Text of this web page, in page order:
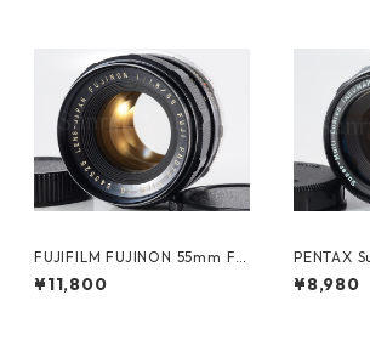
FUJIFILM FUJINON 55mm F1.
¥11,800
PENTAX
ックス
¥8,980